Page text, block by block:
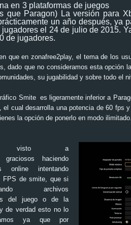
en 3 plataformas de juegos
que Paragon) La versión para
un año después, ya
jugadores el 24 de julio de 2015.
de jugadores.
que enzonafree2play, el tema de los
dado que no consideramos esta opción
su jugabilidad y sobre todo el
Smite es ligeramente inferior a
el cual desarrolla una potencia de 60 fps y
la opción de ponerlo en modo
visto a
graciosos haciendo
online intentando
FPS desmite , que si
archivos
del juego o de la
de verdad esto no lo
ya que por